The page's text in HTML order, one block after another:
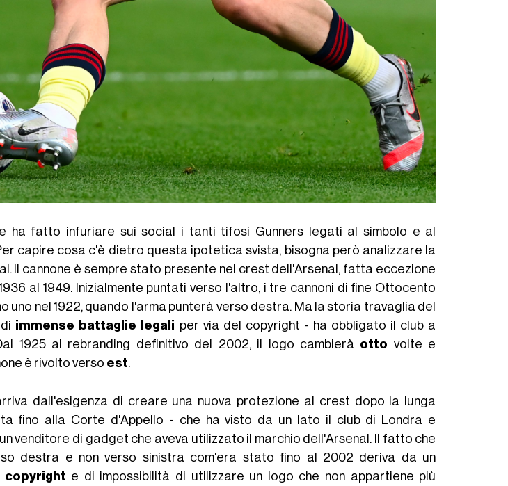
ha fatto infuriare sui social i tanti tifosi Gunners legati al simbolo e al
capire cosa c'è dietro questa ipotetica svista, bisogna però analizzare la
Il cannone è sempre stato presente nel crest dell'Arsenal, fatta eccezione
al 1949. Inizialmente puntati verso l'altro, i tre cannoni di fine Ottocento
uno nel 1922, quando l'arma punterà verso destra. Ma la storia travaglia del
immense battaglie legali per via del copyright - ha obbligato il club a
1925 al rebranding definitivo del 2002, il logo cambierà otto volte e
è rivolto verso est.
dall'esigenza di creare una nuova protezione al crest dopo la lunga
fino alla Corte d'Appello - che ha visto da un lato il club di Londra e
venditore di gadget che aveva utilizzato il marchio dell'Arsenal. Il fatto che
destra e non verso sinistra com'era stato fino al 2002 deriva da un
copyright e di impossibilità di utilizzare un logo che non appartiene più